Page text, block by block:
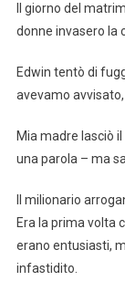
Il giorno del
donne invasero la
Edwin tentò di
avevamo
Mia madre lasciò
una parola – ma
Il milionario
Era la prima volta
erano entusiasti,
infastidito.